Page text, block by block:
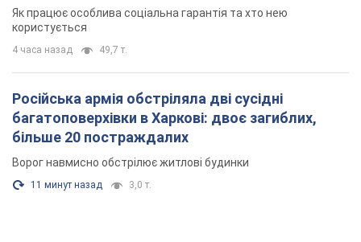
Як працює особлива соціальна гарантія та хто нею
користується
4 часа назад 49,7 т.
Російська армія обстріляла дві сусідні
багатоповерхівки в Харкові: двоє загиблих,
більше 20 постраждалих
Ворог навмисно обстрілює житлові будинки
11 минут назад 3,0 т.